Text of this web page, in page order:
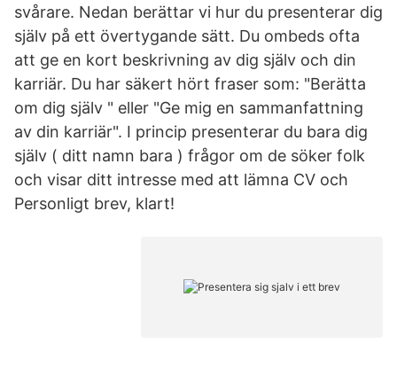
svårare. Nedan berättar vi hur du presenterar dig
själv på ett övertygande sätt. Du ombeds ofta
att ge en kort beskrivning av dig själv och din
karriär. Du har säkert hört fraser som: "Berätta
om dig själv " eller "Ge mig en sammanfattning
av din karriär". I princip presenterar du bara dig
själv ( ditt namn bara ) frågor om de söker folk
och visar ditt intresse med att lämna CV och
Personligt brev, klart!